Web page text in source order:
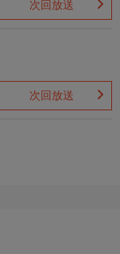
次回放送
次回放送